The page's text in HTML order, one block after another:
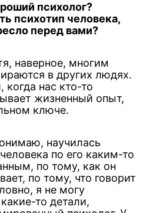
психолог?
психотип человека,
перед вами?
наверное, многим
в других людях.
когда нас кто-то
жизненный опыт,
ключе.
научилась
по его каким-то
по тому, как он
по тому, что говорит
я не могу
то детали,